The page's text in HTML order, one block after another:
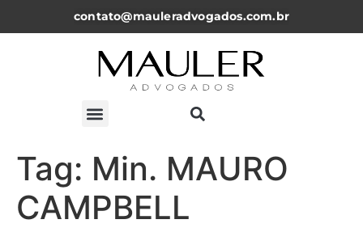
contato@mauleradvogados.com.br
Tag: Min. MAURO
CAMPBELL